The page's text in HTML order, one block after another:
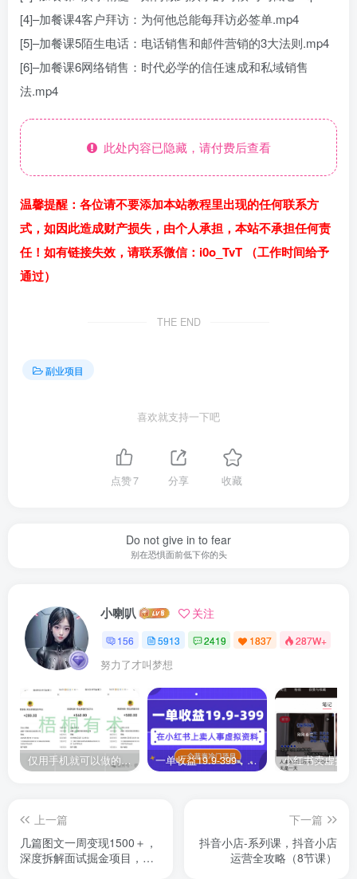
[4]–加餐课4客户拜访：为何他总能每拜访必签单.mp4
[5]–加餐课5陌生电话：电话销售和邮件营销的3大法则.mp4
[6]–加餐课6网络销售：时代必学的信任速成和私域销售
法.mp4
此处内容已隐藏，请付费后查看
温馨提醒：各位请不要添加本站教程里出现的任何联系方
式，如因此造成财产损失，由个人承担，本站不承担任何责
任！如有链接失效，请联系微信：i0o_TvT （工作时间给予
通过）
THE END
副业项目
喜欢就支持一下吧
点赞7 分享 收藏
Do not give in to fear
别在恐惧面前低下你的头
小喇叭 关注
156 5913 2419 1837 287W+
努力了才叫梦想
仅用手机就可以做的小项目，当天就能见钱，每天100-300 一单收益19.9-399，一个蓝海冷门项目，在小红书上卖人事虚拟资料
上一篇
几篇图文一周变现1500＋，
深度拆解面试掘金项目，小
下一篇
抖音小店-系列课，抖音小店
运营全攻略（8节课）